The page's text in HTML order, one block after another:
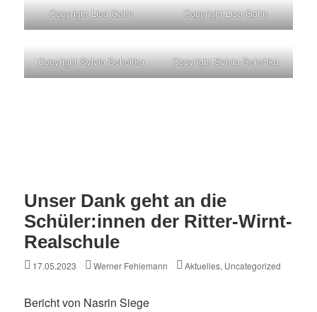
Copyright Lisa Gahn Copyright Lisa Gahn
Copyright Sylvia Scholtka Copyright Sylvia Scholtka
Unser Dank geht an die
Schüler:innen der Ritter-Wirnt-
Realschule
Posted
17.05.2023 Author
Werner Fehlemann Categories
Aktuelles, Uncategorized
Bericht von Nasrin Siege